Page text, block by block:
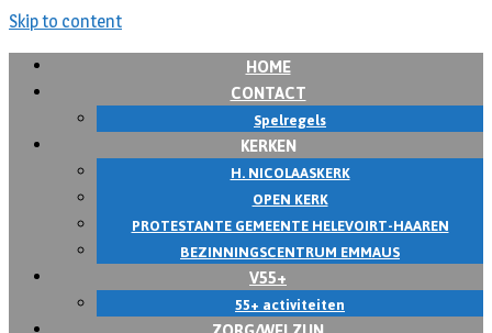
Skip to content
HOME
CONTACT
Spelregels
KERKEN
H. NICOLAASKERK
OPEN KERK
PROTESTANTE GEMEENTE HELEVOIRT-HAAREN
BEZINNINGSCENTRUM EMMAUS
V55+
55+ activiteiten